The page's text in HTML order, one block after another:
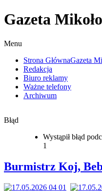
Gazeta
Menu
Strona GłównaGazeta
Redakcja
Biuro reklamy
Ważne telefony
Archiwum
Błąd
Wystąpił błąd
1
Burmistrz Koj,